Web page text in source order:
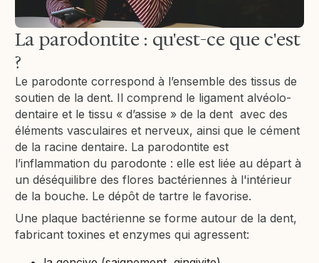
La parodontite : qu'est-ce que c'est
?
Le parodonte correspond à l’ensemble des tissus de
soutien de la dent. Il comprend le ligament alvéolo-
dentaire et le tissu « d’assise » de la dent avec des
éléments vasculaires et nerveux, ainsi que le cément
de la racine dentaire. La parodontite est
l’inflammation du parodonte : elle est liée au départ à
un déséquilibre des flores bactériennes à l'intérieur
de la bouche. Le dépôt de tartre le favorise.
Une plaque bactérienne se forme autour de la dent,
fabricant toxines et enzymes qui agressent: